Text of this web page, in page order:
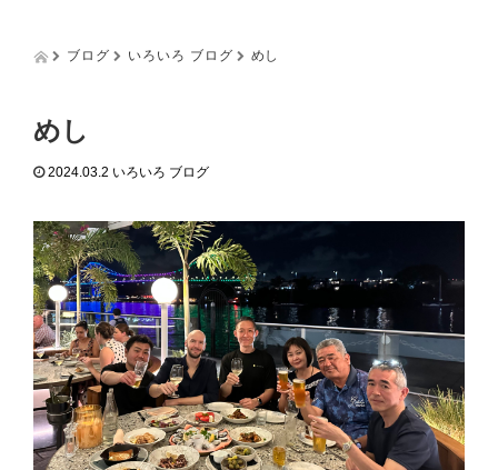
t
ブログ いろいろ ブログ めし
めし
2024.03.2 いろいろ ブログ